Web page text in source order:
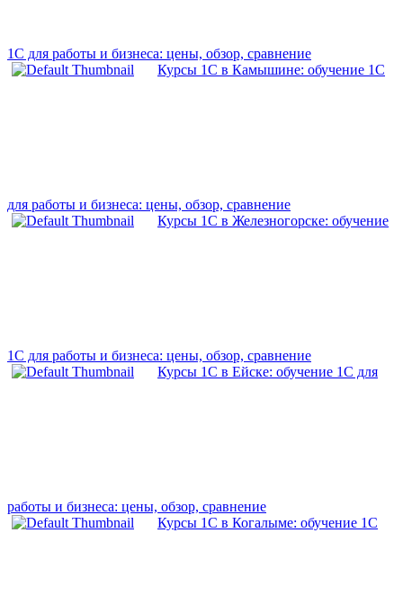
1С для работы и бизнеса: цены, обзор, сравнение
Курсы 1С в Камышине: обучение 1С
для работы и бизнеса: цены, обзор, сравнение
Курсы 1С в Железногорске: обучение
1С для работы и бизнеса: цены, обзор, сравнение
Курсы 1С в Ейске: обучение 1С для
работы и бизнеса: цены, обзор, сравнение
Курсы 1С в Когалыме: обучение 1С